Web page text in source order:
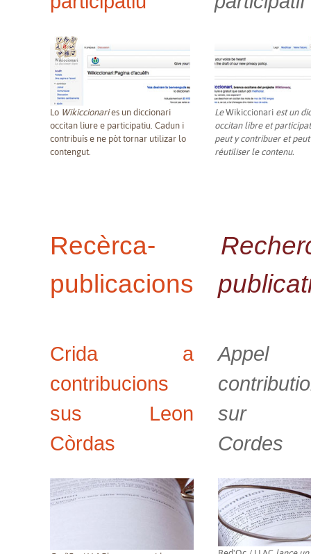
Lo Wikiccionaries un diccionari
occitan liure e participatiu. Cadun i
contribuís e ne pòt tornar utilizar lo
contengut.
LeWikiccionari est un
occitan libre et
peut y contribuer et peut
réutiliser le contenu.
Recèrca-
publicacions
Crida a
contribucions
sus Leon
Còrdas
sur
Cordes